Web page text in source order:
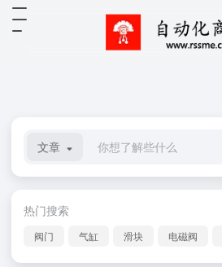
文章
热门搜索
阀门 气缸 滑块 电磁阀